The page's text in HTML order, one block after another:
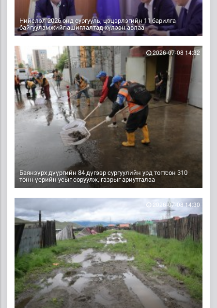
Нийслэл 2026 онд сургууль, цэцэрлэгийн 11 барилга
байгууламжийг ашиглалтад хүлээн авлаа
Баянзүрх дүүргийн 84 дүгээр сургуулийн урд тогтсон 310
тонн үерийн усыг соруулж, газрыг ариутгалаа
2026-07-08 14:32
2026-07-08 14:30